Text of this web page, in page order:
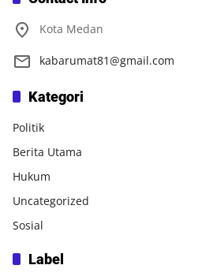
Kota Medan
kabarumat81@gmail.com
Kategori
Politik
Berita Utama
Hukum
Uncategorized
Sosial
Label